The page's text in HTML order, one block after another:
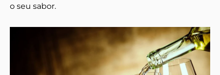
o seu sabor.